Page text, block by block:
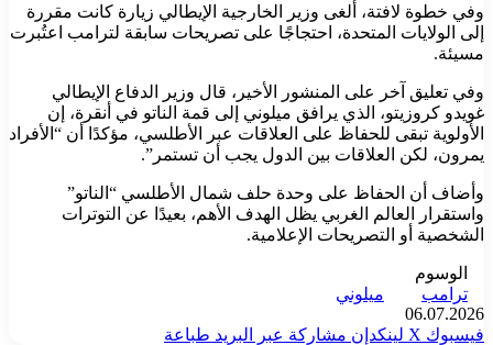
وفي خطوة لافتة، ألغى وزير الخارجية الإيطالي زيارة كانت مقررة
إلى الولايات المتحدة، احتجاجًا على تصريحات سابقة لترامب اعتُبرت
مسيئة.
وفي تعليق آخر على المنشور الأخير، قال وزير الدفاع الإيطالي
غويدو كروزيتو، الذي يرافق ميلوني إلى قمة الناتو في أنقرة، إن
الأولوية تبقى للحفاظ على العلاقات عبر الأطلسي، مؤكدًا أن “الأفراد
يمرون، لكن العلاقات بين الدول يجب أن تستمر”.
وأضاف أن الحفاظ على وحدة حلف شمال الأطلسي “الناتو”
واستقرار العالم الغربي يظل الهدف الأهم، بعيدًا عن التوترات
الشخصية أو التصريحات الإعلامية.
الوسوم
ترامب
ميلوني
06.07.2026
فيسبوك ‫X لينكدإن مشاركة عبر البريد طباعة